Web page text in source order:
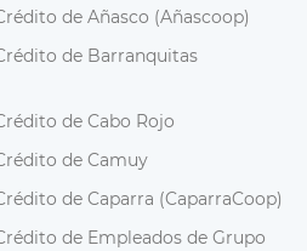
de Añasco (Añascoop)
de Barranquitas
de Cabo Rojo
de Camuy
de Caparra (CaparraCoop)
de Empleados de Grupo